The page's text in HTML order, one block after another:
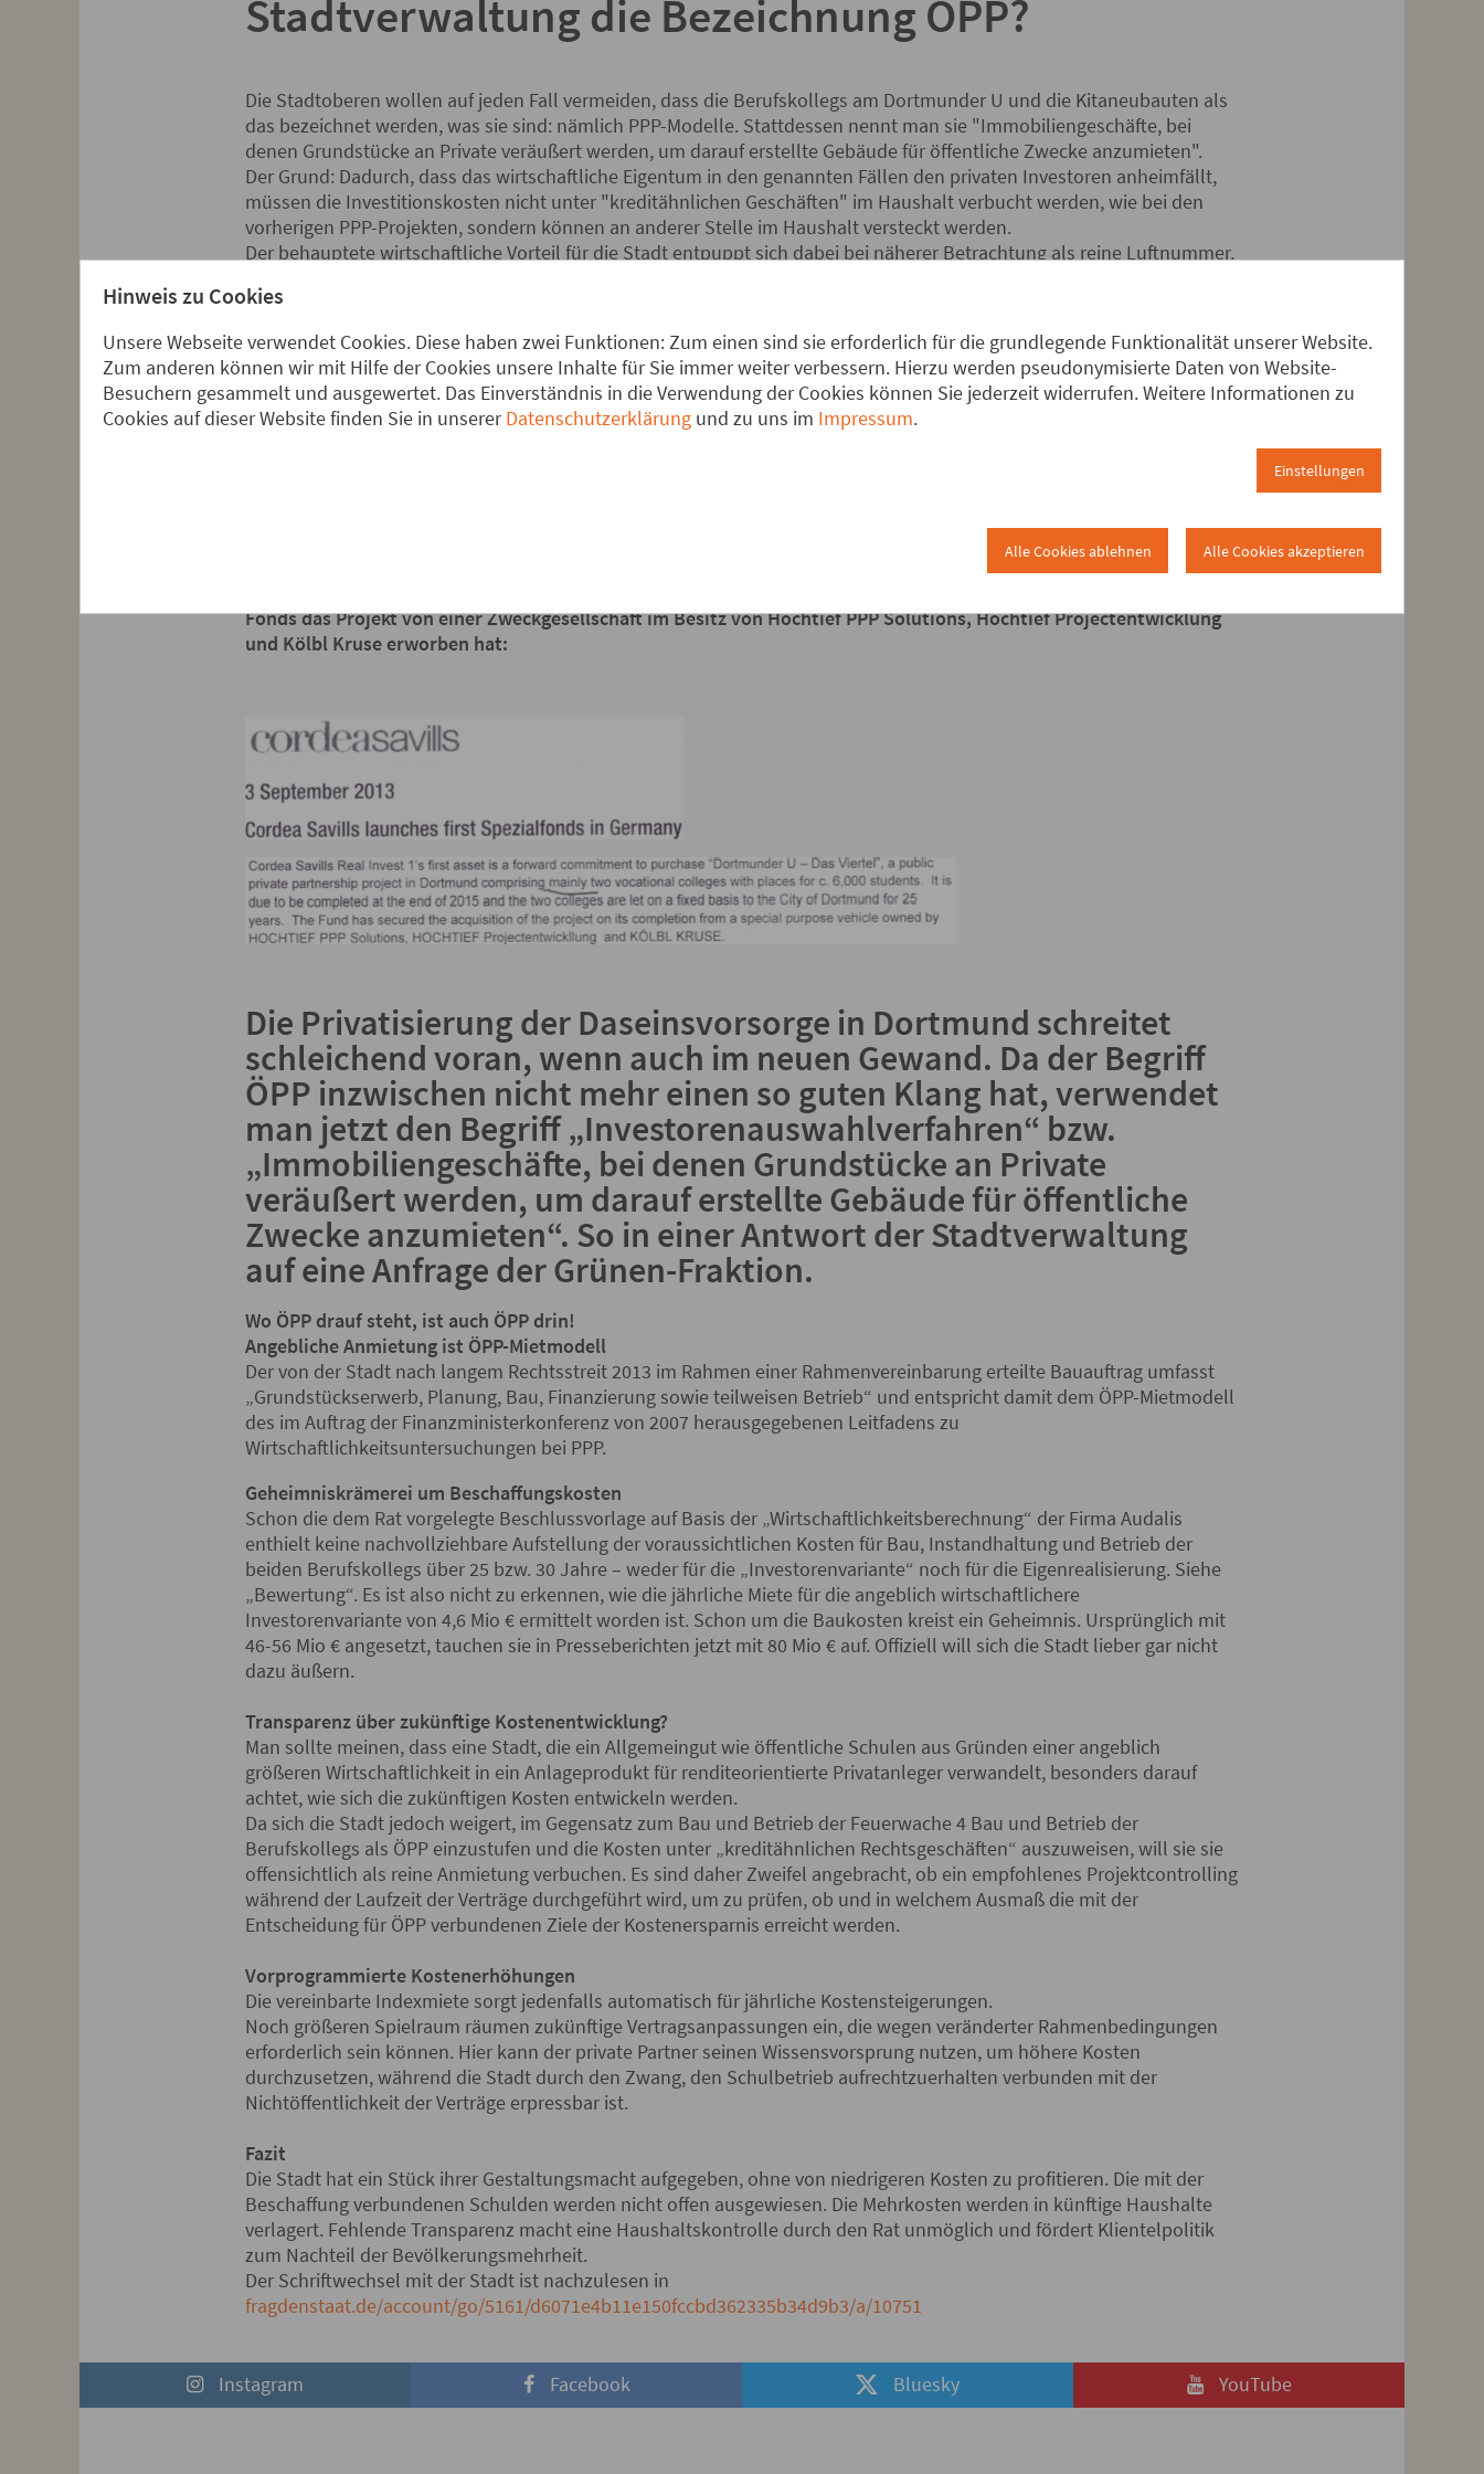
Stadtverwaltung die Bezeichnung ÖPP?
Die Stadtoberen wollen auf jeden Fall vermeiden, dass die Berufskollegs am Dortmunder U und die Kitaneubauten als
das bezeichnet werden, was sie sind: nämlich PPP-Modelle. Stattdessen nennt man sie "Immobiliengeschäfte, bei
denen Grundstücke an Private veräußert werden, um darauf erstellte Gebäude für öffentliche Zwecke anzumieten".
Der Grund: Dadurch, dass das wirtschaftliche Eigentum in den genannten Fällen den privaten Investoren anheimfällt,
müssen die Investitionskosten nicht unter "kreditähnlichen Geschäften" im Haushalt verbucht werden, wie bei den
vorherigen PPP-Projekten, sondern können an anderer Stelle im Haushalt versteckt werden.
Der behauptete wirtschaftliche Vorteil für die Stadt entpuppt sich dabei bei näherer Betrachtung als reine Luftnummer.
2009 zugrundegelegt wurde.
Die Bauindustrie hat mit dem Begriff ÖPP weniger ein Problem. Im Gegenteil: Sie wirbt damit:
Fonds das Projekt von einer Zweckgesellschaft im Besitz von Hochtief PPP Solutions, Hochtief Projectentwicklung
und Kölbl Kruse erworben hat:
Die Privatisierung der Daseinsvorsorge in Dortmund schreitet
schleichend voran, wenn auch im neuen Gewand. Da der Begriff
ÖPP inzwischen nicht mehr einen so guten Klang hat, verwendet
man jetzt den Begriff „Investorenauswahlverfahren“ bzw.
„Immobiliengeschäfte, bei denen Grundstücke an Private
veräußert werden, um darauf erstellte Gebäude für öffentliche
Zwecke anzumieten“. So in einer Antwort der Stadtverwaltung
auf eine Anfrage der Grünen-Fraktion.
Wo ÖPP drauf steht, ist auch ÖPP drin!
Angebliche Anmietung ist ÖPP-Mietmodell
Der von der Stadt nach langem Rechtsstreit 2013 im Rahmen einer Rahmenvereinbarung erteilte Bauauftrag umfasst
„Grundstückserwerb, Planung, Bau, Finanzierung sowie teilweisen Betrieb“ und entspricht damit dem ÖPP-Mietmodell
des im Auftrag der Finanzministerkonferenz von 2007 herausgegebenen Leitfadens zu
Wirtschaftlichkeitsuntersuchungen bei PPP.
Geheimniskrämerei um Beschaffungskosten
Schon die dem Rat vorgelegte Beschlussvorlage auf Basis der „Wirtschaftlichkeitsberechnung“ der Firma Audalis
enthielt keine nachvollziehbare Aufstellung der voraussichtlichen Kosten für Bau, Instandhaltung und Betrieb der
beiden Berufskollegs über 25 bzw. 30 Jahre – weder für die „Investorenvariante“ noch für die Eigenrealisierung. Siehe
„Bewertung“. Es ist also nicht zu erkennen, wie die jährliche Miete für die angeblich wirtschaftlichere
Investorenvariante von 4,6 Mio € ermittelt worden ist. Schon um die Baukosten kreist ein Geheimnis. Ursprünglich mit
46-56 Mio € angesetzt, tauchen sie in Presseberichten jetzt mit 80 Mio € auf. Offiziell will sich die Stadt lieber gar nicht
dazu äußern.
Transparenz über zukünftige Kostenentwicklung?
Man sollte meinen, dass eine Stadt, die ein Allgemeingut wie öffentliche Schulen aus Gründen einer angeblich
größeren Wirtschaftlichkeit in ein Anlageprodukt für renditeorientierte Privatanleger verwandelt, besonders darauf
achtet, wie sich die zukünftigen Kosten entwickeln werden.
Da sich die Stadt jedoch weigert, im Gegensatz zum Bau und Betrieb der Feuerwache 4 Bau und Betrieb der
Berufskollegs als ÖPP einzustufen und die Kosten unter „kreditähnlichen Rechtsgeschäften“ auszuweisen, will sie sie
offensichtlich als reine Anmietung verbuchen. Es sind daher Zweifel angebracht, ob ein empfohlenes Projektcontrolling
während der Laufzeit der Verträge durchgeführt wird, um zu prüfen, ob und in welchem Ausmaß die mit der
Entscheidung für ÖPP verbundenen Ziele der Kostenersparnis erreicht werden.
Vorprogrammierte Kostenerhöhungen
Die vereinbarte Indexmiete sorgt jedenfalls automatisch für jährliche Kostensteigerungen.
Noch größeren Spielraum räumen zukünftige Vertragsanpassungen ein, die wegen veränderter Rahmenbedingungen
erforderlich sein können. Hier kann der private Partner seinen Wissensvorsprung nutzen, um höhere Kosten
durchzusetzen, während die Stadt durch den Zwang, den Schulbetrieb aufrechtzuerhalten verbunden mit der
Nichtöffentlichkeit der Verträge erpressbar ist.
Fazit
Die Stadt hat ein Stück ihrer Gestaltungsmacht aufgegeben, ohne von niedrigeren Kosten zu profitieren. Die mit der
Beschaffung verbundenen Schulden werden nicht offen ausgewiesen. Die Mehrkosten werden in künftige Haushalte
verlagert. Fehlende Transparenz macht eine Haushaltskontrolle durch den Rat unmöglich und fördert Klientelpolitik
zum Nachteil der Bevölkerungsmehrheit.
Der Schriftwechsel mit der Stadt ist nachzulesen in
fragdenstaat.de/account/go/5161/d6071e4b11e150fccbd362335b34d9b3/a/10751
Instagram Facebook Bluesky YouTube
Hinweis zu Cookies
Unsere Webseite verwendet Cookies. Diese haben zwei Funktionen: Zum einen sind sie erforderlich für die grundlegende Funktionalität unserer Website.
Zum anderen können wir mit Hilfe der Cookies unsere Inhalte für Sie immer weiter verbessern. Hierzu werden pseudonymisierte Daten von Website-
Besuchern gesammelt und ausgewertet. Das Einverständnis in die Verwendung der Cookies können Sie jederzeit widerrufen. Weitere Informationen zu
Cookies auf dieser Website finden Sie in unsererDatenschutzerklärung und zu uns im Impressum.
Einstellungen
Alle Cookies ablehnen Alle Cookies akzeptieren